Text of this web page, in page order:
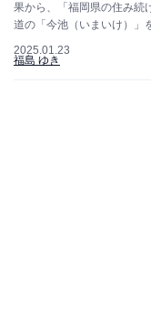
果から、「福岡県の住み続
道の「今池（いまいけ）」
2025.01.23
福島 ゆき